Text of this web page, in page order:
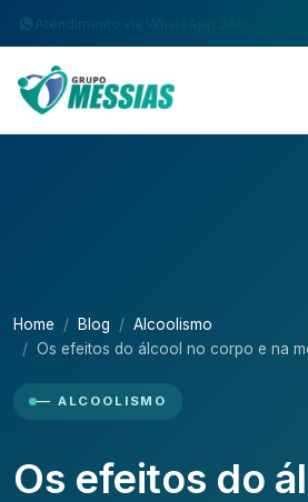
Atendimento via WhatsApp 24h
Home Blog
Alcoolismo
Os efeitos do álcool no corpo e na
— ALCOOLISMO
Os efeitos do